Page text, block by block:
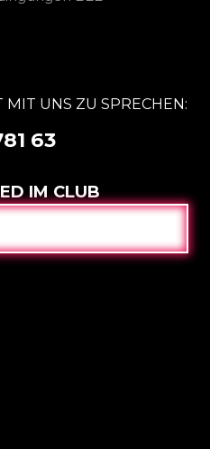
MIT UNS ZU SPRECHEN:
63
IM CLUB